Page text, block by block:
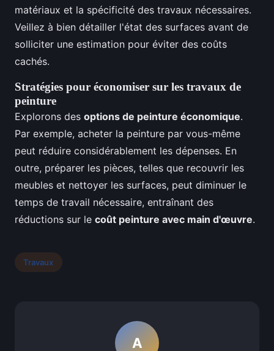
matériaux et la spécificité des travaux nécessaires.
Veillez à bien détailler l'état des surfaces avant de
solliciter une estimation pour éviter des coûts
cachés.
Stratégies pour économiser sur les travaux de
peinture
Explorons des options de peinture économique.
Par exemple, acheter la peinture par vous-même
peut réduire considérablement les dépenses. En
outre, préparer les pièces, telles que recouvrir les
meubles et nettoyer les surfaces, peut diminuer le
temps de travail nécessaire, entraînant des
réductions sur le coût peinture avec main d'œuvre.
Travaux
A